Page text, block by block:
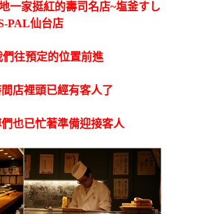
一家挺紅的壽司名店~塩釜すし
PAL仙台店
們往預定的位置前進
店裡頭已經有客人了
也已忙著準備迎接客人